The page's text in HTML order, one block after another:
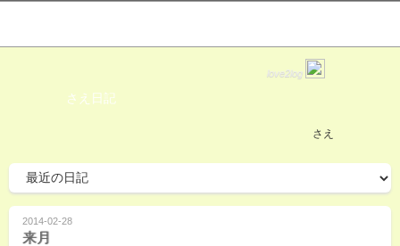
love2log
さえ日記
さえ
2014-02-28
来月